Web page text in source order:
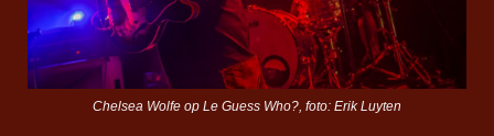
Chelsea Wolfe op Le Guess Who?, foto: Erik Luyten